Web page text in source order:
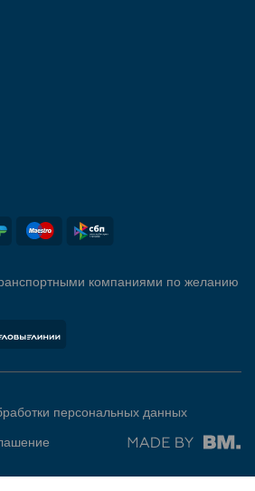
компаниями по желанию
персональных данных